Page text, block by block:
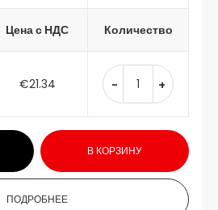
Цена с НДС Количество
€21.34 - +
В КОРЗИНУ
ПОДРОБНЕЕ